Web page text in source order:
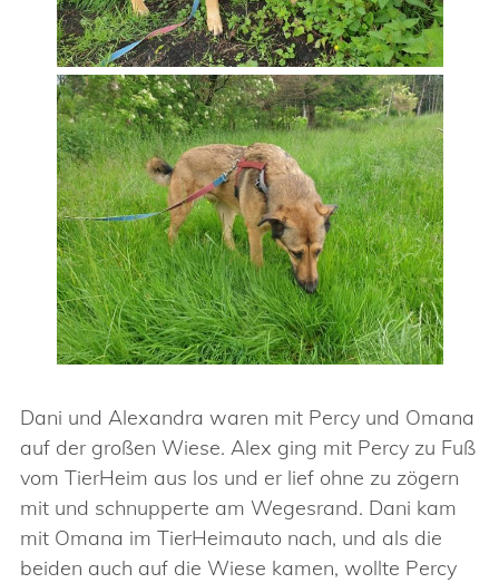
Dani und Alexandra waren mit Percy und Omana
auf der großen Wiese. Alex ging mit Percy zu Fuß
vom TierHeim aus los und er lief ohne zu zögern
mit und schnupperte am Wegesrand. Dani kam
mit Omana im TierHeimauto nach, und als die
beiden auch auf die Wiese kamen, wollte Percy